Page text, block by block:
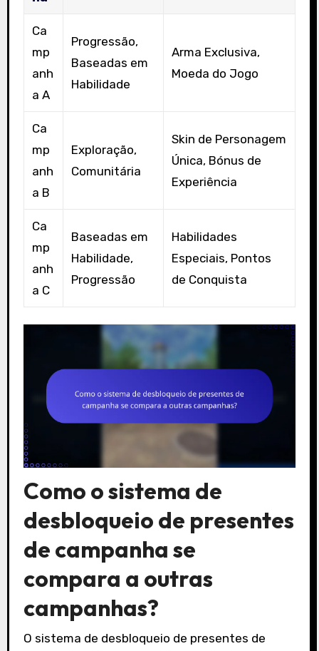
Ca
mp
anh
a A
Progressão,
Baseadas em
Habilidade
Arma Exclusiva,
Moeda do Jogo
Ca
mp
anh
a B
Exploração,
Comunitária
Skin de Personagem
Única, Bónus de
Experiência
Ca
mp
anh
a C
Baseadas em
Habilidade,
Progressão
Habilidades
Especiais, Pontos
de Conquista
Como o sistema de
desbloqueio de presentes
de campanha se
compara a outras
campanhas?
O sistema de desbloqueio de presentes de